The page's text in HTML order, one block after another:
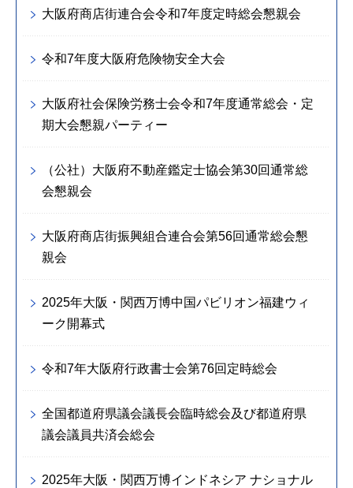
大阪府商店街連合会令和7年度定時総会懇親会
令和7年度大阪府危険物安全大会
大阪府社会保険労務士会令和7年度通常総会・定
期大会懇親パーティー
（公社）大阪府不動産鑑定士協会第30回通常総
会懇親会
大阪府商店街振興組合連合会第56回通常総会懇
親会
2025年大阪・関西万博中国パビリオン福建ウィ
ーク開幕式
令和7年大阪府行政書士会第76回定時総会
全国都道府県議会議長会臨時総会及び都道府県
議会議員共済会総会
2025年大阪・関西万博インドネシア ナショナル